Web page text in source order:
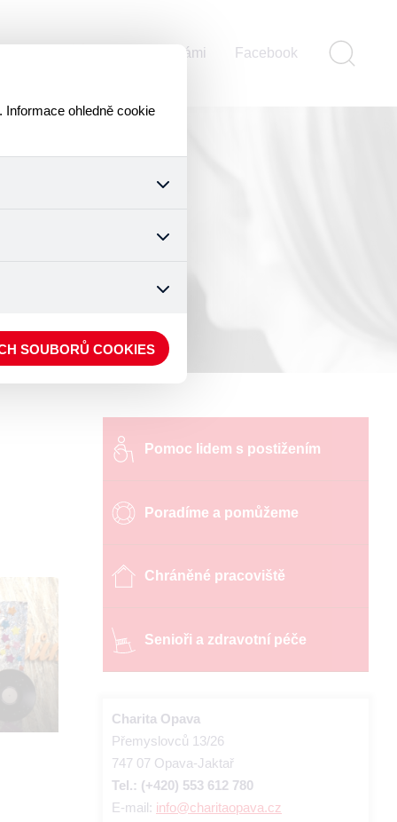
Pomáhejte s námi Facebook
Pomoc lidem s postižením
Poradíme a pomůžeme
Chráněné pracoviště
Senioři a zdravotní péče
Charita Opava
Přemyslovců 13/26
747 07 Opava-Jaktař
Tel.: (+420) 553 612 780
E-mail: info@charitaopava.cz
ohledně cookie
SOUBORŮ COOKIES